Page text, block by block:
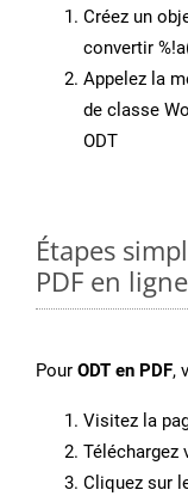
Créez un
convertir
Appelez la
de classe
ODT
Étapes
PDF en ligne
Pour ODT en PDF,
Visitez la
Téléchargez
Cliquez sur